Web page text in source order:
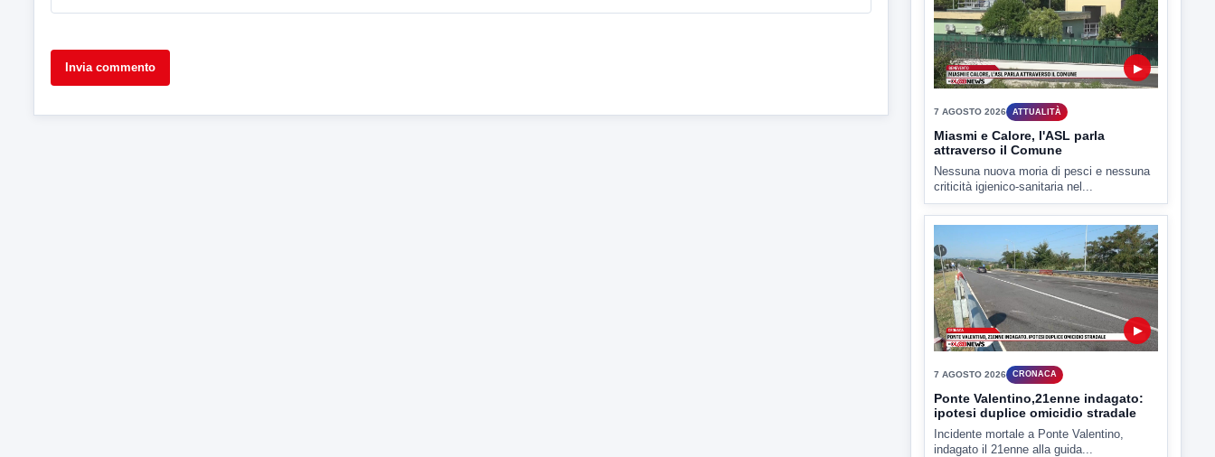
Miasmi e Calore, l'ASL parla
attraverso il Comune
Nessuna nuova moria di pesci e nessuna
criticità igienico-sanitaria nel...
▶